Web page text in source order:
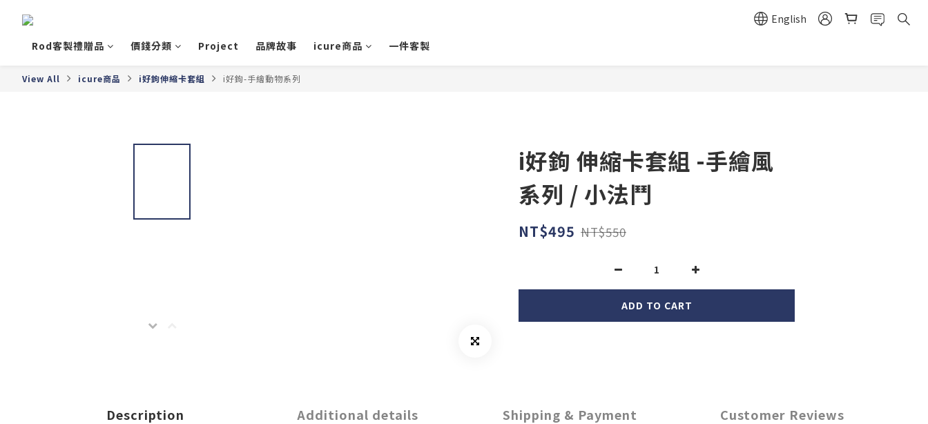
English
Rod客製禮贈品
價錢分類 Project 品牌故事 icure商品 一件客製
View All icure商品 i好鉤伸縮卡套組 i好鉤-手繪動物系列
i好鉤 伸縮卡套組 -手繪風
系列 / 小法鬥
NT$495 NT$550
ADD TO CART
Description Additional details Shipping & Payment Customer Reviews